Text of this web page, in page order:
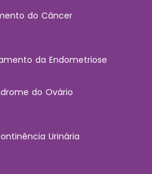
do Câncer
da Endometriose
do Ovário
Urinária